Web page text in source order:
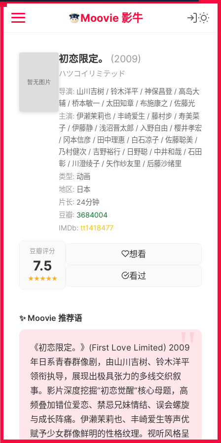
Moovie 影牛
初恋限定。 (2009)
ハツコイリミテッド
导演: 山川吉树 / 铃木洋平 / 神保昌登 / 高岛大
辅 / 桥本敏一 / 太田知章 / 布施康之 / 佐藤光
主演: 伊濑茉莉也 / 丰崎爱生 / 藤村步 / 寿美菜
子 / 伊藤静 / 浅沼晋太郎 / 入野自由 / 樱井孝宏
/ 冈本信彦 / 田中理惠 / 白石凉子 / 佐藤聪美 /
乃村健次 / 吉野裕行 / 日野聪 / 中井和哉 / 石田
彰 / 川澄绫子 / 矢作纱友里 / 后藤沙绪里
类型: 动画
地区: 日本
片长: 24分钟
豆瓣: 3684004
IMDb: tt1418477
豆瓣评分
7.5
★★★★★
想看
看过
✨ Moovie 推荐语
《初恋限定。》(First Love Limited) 2009
年日系青春群像剧，由山川吉树、铃木洋平
领衔执导，展现出极具张力的多线交织叙
事。影片深度挖掘“初恋觉醒”核心母题，高
频叠加错位爱恋、禁忌兄妹情结、误会螺旋
与成长阵痛。伊濑茉莉也、丰崎爱生等声优
赋予少女群像鲜明的性格纹理。视听风格呈